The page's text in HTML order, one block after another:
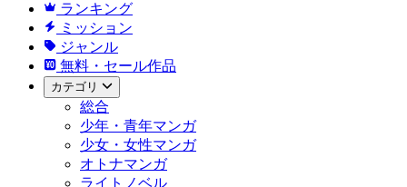
ランキング
ミッション
ジャンル
無料・セール作品
カテゴリ
総合
少年・青年マンガ
少女・女性マンガ
オトナマンガ
ライトノベル